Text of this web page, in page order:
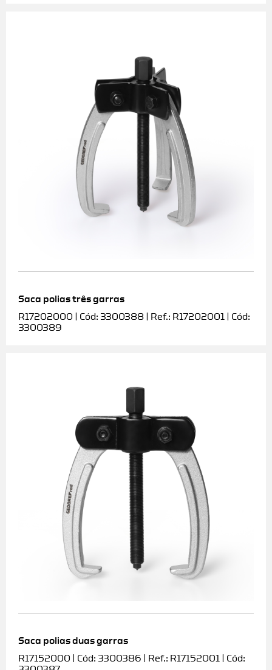
Saca polias três garras
R17202000 | Cód: 3300388 | Ref.: R17202001 | Cód:
3300389
Saca polias duas garras
R17152000 | Cód: 3300386 | Ref.: R17152001 | Cód: